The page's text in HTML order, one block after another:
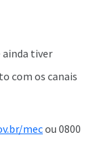
ainda tiver
com os canais
mecou 0800